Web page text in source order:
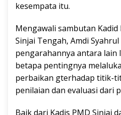
kesempata itu.
Mengawali sambutan Kadid
Sinjai Tengah, Amdi Syahrul
pengarahannya antara lain
betapa pentingnya
perbaikan gterhadap titik-
penilaian dan evaluasi dari
Baik dari Kadis PMD Sinjai